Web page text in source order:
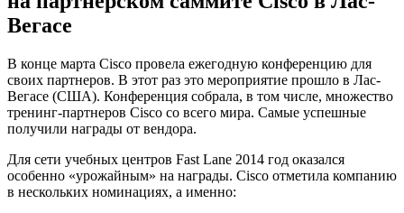
Вегасе
В конце марта Cisco провела ежегодную конференцию для
своих партнеров. В этот раз это мероприятие прошло в Лас-
Вегасе (США). Конференция собрала, в том числе, множество
тренинг-партнеров Cisco со всего мира. Самые успешные
получили награды от вендора.
Для сети учебных центров Fast Lane 2014 год оказался
особенно «урожайным» на награды. Cisco отметила компанию
в нескольких номинациях, а именно: